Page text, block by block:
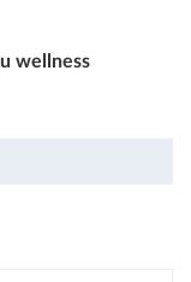
wellness